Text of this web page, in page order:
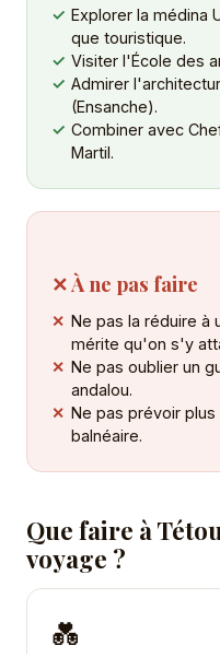
Explorer la médina
que touristique.
Visiter l'École des
Admirer
(Ensanche).
Combiner avec
Martil.
✕ À ne pas faire
Ne pas la réduire à
mérite qu'on s'y
Ne pas oublier un
andalou.
Ne pas prévoir
balnéaire.
Que faire à
voyage ?
💑